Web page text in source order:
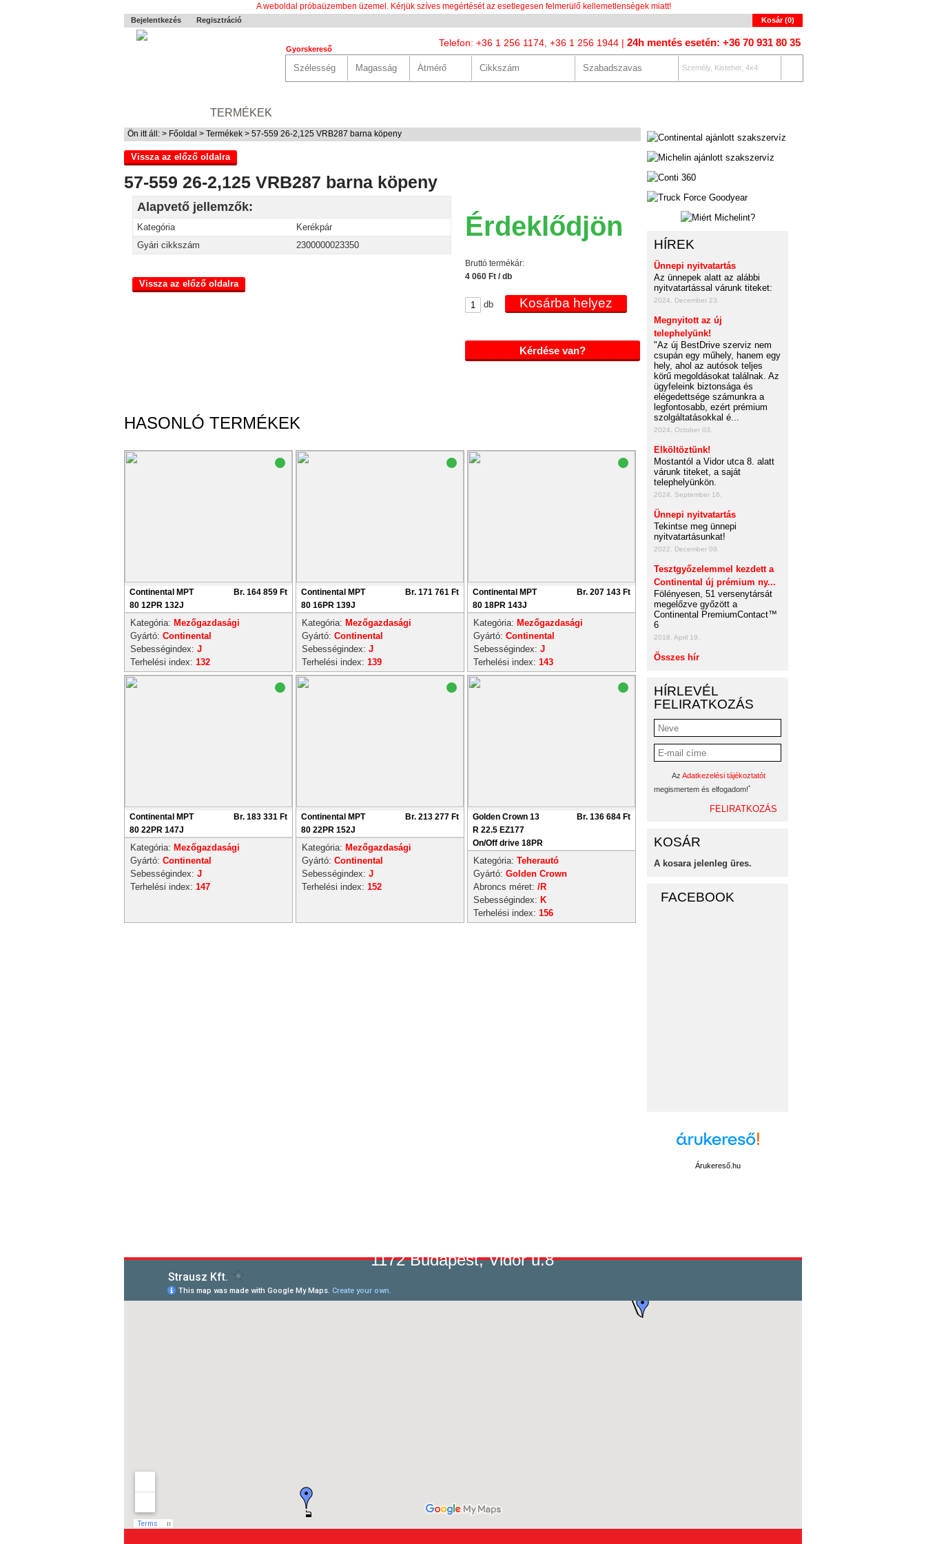
A weboldal próbaüzemben üzemel. Kérjük szíves megértését az esetlegesen felmerülő kellemetlenségek miatt!
Bejelentkezés Regisztráció Kosár (0)
Telefon: +36 1 256 1174, +36 1 256 1944 | 24h mentés esetén: +36 70 931 80 35
Gyorskereső
Személy, Kisteher, 4x4
TERMÉKEK
Ön itt áll: > Főoldal > Termékek > 57-559 26-2,125 VRB287 barna köpeny
Vissza az előző oldalra
57-559 26-2,125 VRB287 barna köpeny
Alapvető jellemzők:
Kategória
Kerékpár
Gyári cikkszám
2300000023350
Vissza az előző oldalra
Érdeklődjön
Bruttó termékár:
4 060 Ft / db
db
Kérdése van?
HASONLÓ TERMÉKEK
Continental MPT
80 12PR 132J
Br. 164 859 Ft
Kategória: Mezőgazdasági
Gyártó: Continental
Sebességindex: J
Terhelési index: 132
Continental MPT
80 16PR 139J
Br. 171 761 Ft
Kategória: Mezőgazdasági
Gyártó: Continental
Sebességindex: J
Terhelési index: 139
Continental MPT
80 18PR 143J
Br. 207 143 Ft
Kategória: Mezőgazdasági
Gyártó: Continental
Sebességindex: J
Terhelési index: 143
Continental MPT
80 22PR 147J
Br. 183 331 Ft
Kategória: Mezőgazdasági
Gyártó: Continental
Sebességindex: J
Terhelési index: 147
Continental MPT
80 22PR 152J
Br. 213 277 Ft
Kategória: Mezőgazdasági
Gyártó: Continental
Sebességindex: J
Terhelési index: 152
Golden Crown 13
R 22.5 EZ177
On/Off drive 18PR
Br. 136 684 Ft
Kategória: Teherautó
Gyártó: Golden Crown
Abroncs méret: /R
Sebességindex: K
Terhelési index: 156
HÍREK
Ünnepi nyitvatartás
Az ünnepek alatt az alábbi
nyitvatartással várunk titeket:
2024. December 23.
Megnyitott az új
telephelyünk!
"Az új BestDrive szerviz nem
csupán egy műhely, hanem egy
hely, ahol az autósok teljes
körű megoldásokat találnak. Az
ügyfeleink biztonsága és
elégedettsége számunkra a
legfontosabb, ezért prémium
szolgáltatásokkal é...
2024. October 03.
Elköltöztünk!
Mostantól a Vidor utca 8. alatt
várunk titeket, a saját
telephelyünkön.
2024. September 16.
Ünnepi nyitvatartás
Tekintse meg ünnepi
nyitvatartásunkat!
2022. December 09.
Tesztgyőzelemmel kezdett a
Continental új prémium ny...
Fölényesen, 51 versenytársát
megelőzve győzött a
Continental PremiumContact™
6
2018. April 19.
Összes hír
HÍRLEVÉL
FELIRATKOZÁS
Az Adatkezelési tájékoztatót
megismertem és elfogadom!*
KOSÁR
A kosara jelenleg üres.
FACEBOOK
Árukereső.hu
1172 Budapest, Vidor u.8